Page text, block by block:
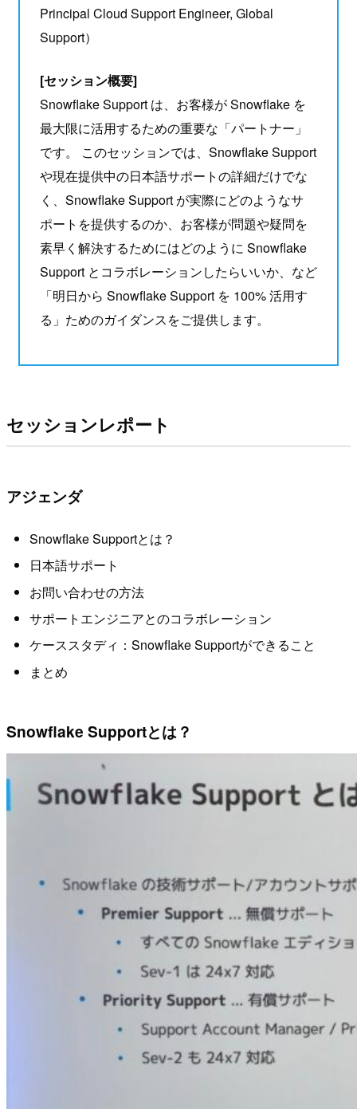
Principal Cloud Support Engineer, Global
Support）
[セッション概要]
Snowflake Support は、お客様が Snowflake を
最大限に活用するための重要な「パートナー」
です。 このセッションでは、Snowflake Support
や現在提供中の日本語サポートの詳細だけでな
く、Snowflake Support が実際にどのようなサ
ポートを提供するのか、お客様が問題や疑問を
素早く解決するためにはどのように Snowflake
Support とコラボレーションしたらいいか、など
「明日から Snowflake Support を 100% 活用す
る」ためのガイダンスをご提供します。
セッションレポート
アジェンダ
Snowflake Supportとは？
日本語サポート
お問い合わせの方法
サポートエンジニアとのコラボレーション
ケーススタディ：Snowflake Supportができること
まとめ
Snowflake Supportとは？